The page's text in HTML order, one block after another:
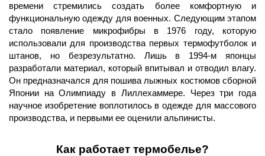
времени стремились создать более комфортную и
функциональную одежду для военных. Следующим этапом
стало появление микрофибры в 1976 году, которую
использовали для производства первых термофутболок и
штанов, но безрезультатно. Лишь в 1994-м японцы
разработали материал, который впитывал и отводил влагу.
Он предназначался для пошива лыжных костюмов сборной
Японии на Олимпиаду в Лиллехаммере. Через три года
научное изобретение воплотилось в одежде для массового
производства, и первыми ее оценили альпинисты.
Как работает термобелье?